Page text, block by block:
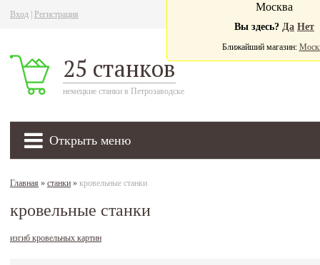
Вход Регистрация
25 станков
немецкие станки в Петрозаводске
Открыть меню
Москва
Вы здесь? Да Нет
Ближайший магазин:
Главная » станки » кровельные станки
кровельные станки
изгиб кровельных картин